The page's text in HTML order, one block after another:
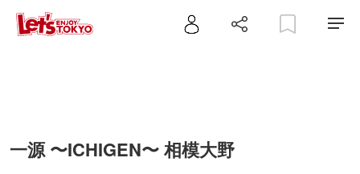
一源 〜ICHIGEN〜 相模大野